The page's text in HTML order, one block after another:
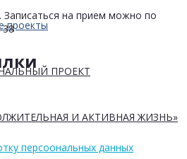
проекты
ПРОЕКТ
И АКТИВНАЯ ЖИЗНЬ»
Записаться на прием можно по
38
персоональных данных